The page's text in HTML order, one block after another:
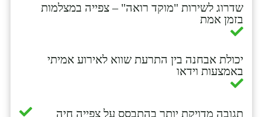
שדרוג לשירות "מוקד רואה" – צפייה במצלמות
בזמן אמת
יכולת אבחנה בין התרעת שווא לאירוע אמיתי
באמצעות וידאו
תגובה מדויקת יותר בהתבסס על צפייה חיה